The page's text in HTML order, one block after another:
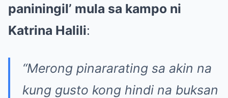
paniningil’ mula sa kampo ni
Katrina Halili:
“Merong pinararating sa akin na
kung gusto kong hindi na buksan